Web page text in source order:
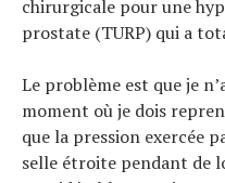
chirurgicale pour une
prostate (TURP) qui a
Le problème est que je
moment où je dois
que la pression exercée
selle étroite pendant de
Actualités
Technologies
Tests de produits
Conseils
Tendances
Tous nos articles